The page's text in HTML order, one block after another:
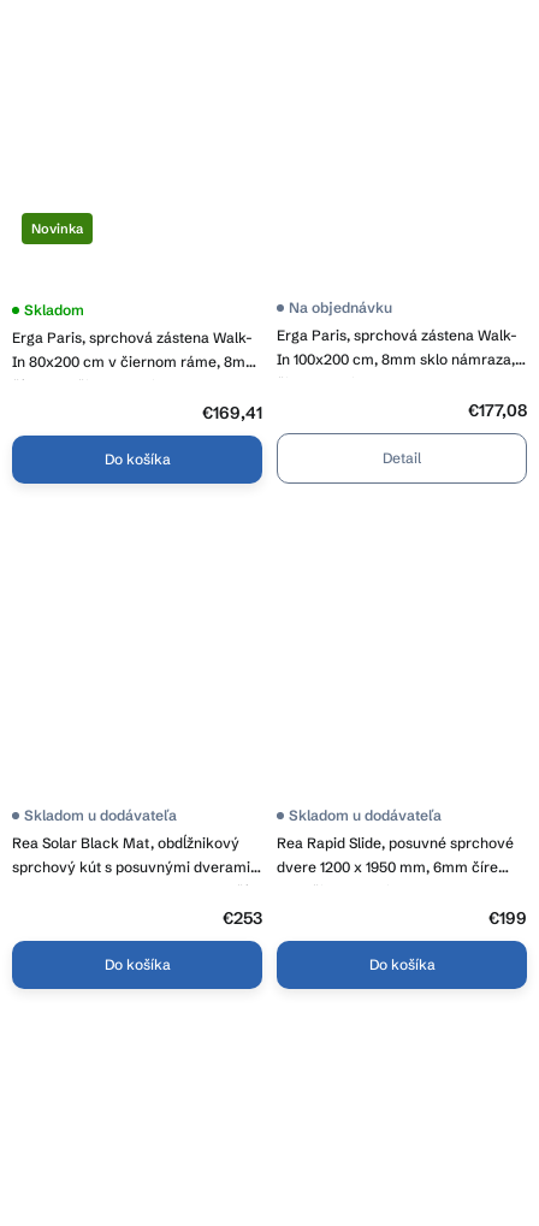
Novinka
Erga Paris, sprchová zástena Walk-
In 80x200 cm v čiernom ráme, 8mm
číre sklo, čierny profil, ERG-V02-
Skladom
€169,41
Do košíka
Erga Paris, sprchová zástena Walk-
In 100x200 cm, 8mm sklo námraza,
čierny profil, ERG-V02-PARIS-
Priemerné
produktu
je
5,0
Na objednávku
€177,08
Detail
Rea Solar Black Mat, obdĺžnikový
sprchový kút s posuvnými dverami
120 (dvere) x 90 (stena) cm, 6mm číre
Skladom u dodávateľa
€253
Do košíka
Rea Rapid Slide, posuvné sprchové
dvere 1200 x 1950 mm, 6mm číre
sklo, čierny profil, REA-K6402
Priemerné
produktu
je
Skladom u dodávateľa
€199
Do košíka